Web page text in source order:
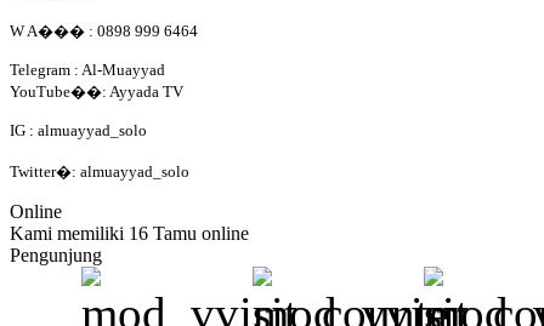
W A��� : 0898 999 6464
Telegram : Al-Muayyad
YouTube��: Ayyada TV
IG : almuayyad_solo
Twitter�: almuayyad_solo
Online
Kami memiliki 16 Tamu online
Pengunjung